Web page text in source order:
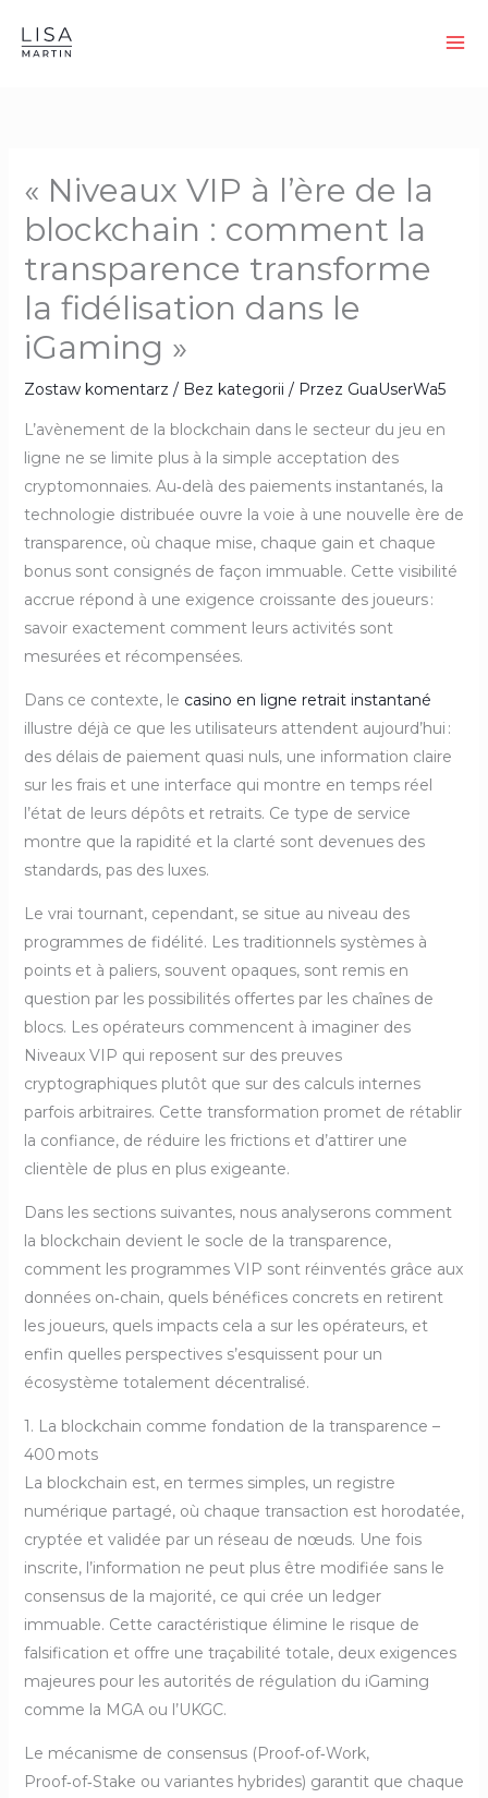
« Niveaux VIP à l’ère de la
blockchain : comment la
transparence transforme
la fidélisation dans le
iGaming »
Zostaw komentarz / Bez kategorii / Przez GuaUserWa5
L’avènement de la blockchain dans le secteur du jeu en
ligne ne se limite plus à la simple acceptation des
cryptomonnaies. Au‑delà des paiements instantanés, la
technologie distribuée ouvre la voie à une nouvelle ère de
transparence, où chaque mise, chaque gain et chaque
bonus sont consignés de façon immuable. Cette visibilité
accrue répond à une exigence croissante des joueurs :
savoir exactement comment leurs activités sont
mesurées et récompensées.
Dans ce contexte, le casino en ligne retrait instantané
illustre déjà ce que les utilisateurs attendent aujourd’hui :
des délais de paiement quasi nuls, une information claire
sur les frais et une interface qui montre en temps réel
l’état de leurs dépôts et retraits. Ce type de service
montre que la rapidité et la clarté sont devenues des
standards, pas des luxes.
Le vrai tournant, cependant, se situe au niveau des
programmes de fidélité. Les traditionnels systèmes à
points et à paliers, souvent opaques, sont remis en
question par les possibilités offertes par les chaînes de
blocs. Les opérateurs commencent à imaginer des
Niveaux VIP qui reposent sur des preuves
cryptographiques plutôt que sur des calculs internes
parfois arbitraires. Cette transformation promet de rétablir
la confiance, de réduire les frictions et d’attirer une
clientèle de plus en plus exigeante.
Dans les sections suivantes, nous analyserons comment
la blockchain devient le socle de la transparence,
comment les programmes VIP sont réinventés grâce aux
données on‑chain, quels bénéfices concrets en retirent
les joueurs, quels impacts cela a sur les opérateurs, et
enfin quelles perspectives s’esquissent pour un
écosystème totalement décentralisé.
1. La blockchain comme fondation de la transparence –
400 mots
La blockchain est, en termes simples, un registre
numérique partagé, où chaque transaction est horodatée,
cryptée et validée par un réseau de nœuds. Une fois
inscrite, l’information ne peut plus être modifiée sans le
consensus de la majorité, ce qui crée un ledger
immuable. Cette caractéristique élimine le risque de
falsification et offre une traçabilité totale, deux exigences
majeures pour les autorités de régulation du iGaming
comme la MGA ou l’UKGC.
Le mécanisme de consensus (Proof‑of‑Work,
Proof‑of‑Stake ou variantes hybrides) garantit que chaque